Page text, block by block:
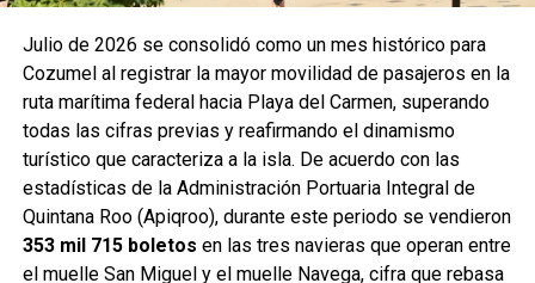
Durante la Asamblea Informativa en Defensa de la
Transformación y la Soberanía Nacional, reconoció también
el trabajo de la gobernadora Mara Lezama, quien mantiene
Julio de 2026 se consolidó como un mes histórico para
Cozumel al registrar la mayor movilidad de pasajeros en la
ruta marítima federal hacia Playa del Carmen, superando
todas las cifras previas y reafirmando el dinamismo
turístico que caracteriza a la isla. De acuerdo con las
estadísticas de la Administración Portuaria Integral de
Quintana Roo (Apiqroo), durante este periodo se vendieron
353 mil 715 boletos en las tres navieras que operan entre
el muelle San Miguel y el muelle Navega, cifra que rebasa